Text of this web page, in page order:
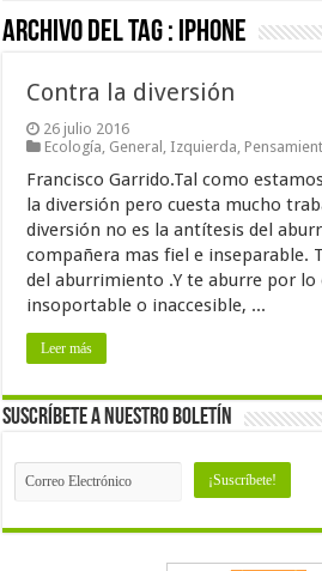
Archivo del tag : iPhone
Contra la diversión
26 julio 2016
Ecología, General , Izquierda,
Francisco Garrido.Tal como
la diversión pero cuesta mucho
diversión no es la antítesis del
compañera mas fiel e inseparable.
del aburrimiento .Y te aburre por lo
insoportable o inaccesible, ...
Leer más
Suscríbete a nuestro Boletín